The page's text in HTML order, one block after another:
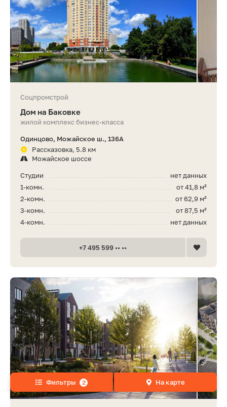
Соцпромстрой
Дом на Баковке
жилой комплекс бизнес-класса
Одинцово, Можайское ш., 136А
Рассказовка, 5.8 км
Можайское шоссе
нет данных
Студии
от 41,8 м²
1-комн.
от 62,9 м²
2-комн.
от 87,5 м²
3-комн.
нет данных
4-комн.
+7 495 599 •• ••
Фильтры 2 На карте